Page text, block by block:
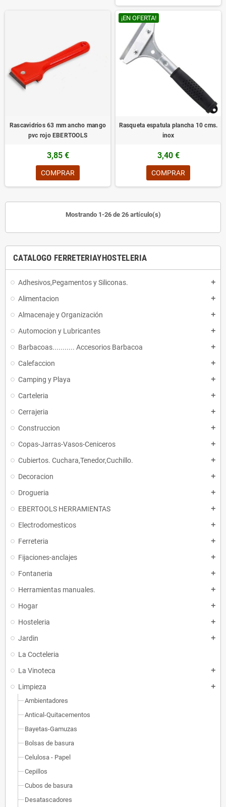
CATALOGO FERRETERIAYHOSTELERIA
Adhesivos,Pegamentos y Siliconas. add
Alimentacion add
Almacenaje y Organización add
Automocion y Lubricantes add
Barbacoas........... Accesorios Barbacoa add
Calefaccion add
Camping y Playa add
Carteleria add
Cerrajeria add
Construccion add
Copas-Jarras-Vasos-Ceniceros add
Cubiertos. Cuchara,Tenedor,Cuchillo. add
Decoracion add
Drogueria add
EBERTOOLS HERRAMIENTAS add
Electrodomesticos add
Ferreteria add
Fijaciones-anclajes add
Fontaneria add
Herramientas manuales. add
Hogar add
Hosteleria add
Jardin add
La Cocteleria
La Vinoteca
add
Limpieza add
Ambientadores
Antical-Quitacementos
Bayetas-Gamuzas
Bolsas de basura
Celulosa - Papel
Cepillos
Cubos de basura
Desatascadores
Rascavidrios 63 mm ancho mango
pvc rojo EBERTOOLS
3,85 €
COMPRAR
¡EN OFERTA!
Rasqueta espatula plancha 10 cms.
inox
3,40 €
COMPRAR
Mostrando 1-26 de 26 artículo(s)